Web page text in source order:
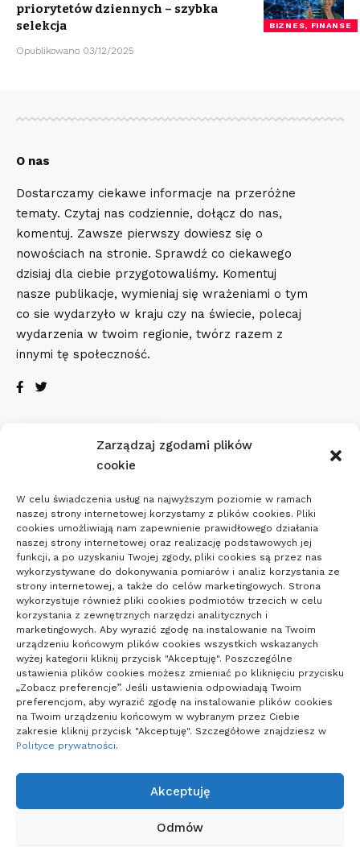
Zarządzaj zgodami plików
cookie
W celu świadczenia usług na najwyższym poziomie w ramach
naszej strony internetowej korzystamy z plików cookies. Pliki
cookies umożliwiają nam zapewnienie prawidłowego działania
naszej strony internetowej oraz realizację podstawowych jej
funkcji, a po uzyskaniu Twojej zgody, pliki cookies są przez nas
wykorzystywane do dokonywania pomiarów i analiz korzystania ze
strony internetowej, a także do celów marketingowych. Strona
wykorzystuje również pliki cookies podmiotów trzecich w celu
korzystania z zewnętrznych narzędzi analitycznych i
marketingowych. Aby wyrazić zgodę na instalowanie na Twoim
urządzeniu końcowym plików cookies wszystkich wskazanych
wyżej kategorii kliknij przycisk "Akceptuję". Poszczególne
ustawienia plików cookies możesz zmieniać po kliknięciu przycisku
„Zobacz preferencje”. Jeśli ustawienia odpowiadają Twoim
preferencjom, aby wyrazić zgodę na instalowanie plików cookies
na Twoim urządzeniu końcowym w wybranym przez Ciebie
zakresie kliknij przycisk "Akceptuję". Szczegółowe znajdziesz w
Polityce prywatności.
Akceptuję
Odmów
BIZNES, FINANSE
priorytetów dziennych – szybka
selekcja
Opublikowano 03/12/2025
O nas
Dostarczamy ciekawe informacje na przeróżne
tematy. Czytaj nas codziennie, dołącz do nas,
komentuj. Zawsze pierwszy dowiesz się o
nowościach na stronie. Sprawdź co ciekawego
dzisiaj dla ciebie przygotowaliśmy. Komentuj
nasze publikacje, wymieniaj się wrażeniami o tym
co sie wydarzyło w kraju czy na świecie, polecaj
wydarzenia w twoim regionie, twórz razem z
innymi tę społeczność.
19
°C
Poznań
Zachmurzenie
Małe
_
53%
2
km/h
Poland
Potwierdzone
Projekty domów Podkarpacie